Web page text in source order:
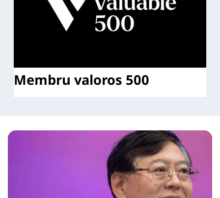
Membru valoros 500